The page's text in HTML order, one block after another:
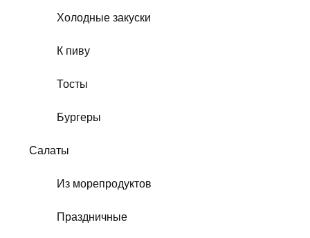
Холодные закуски
К пиву
Тосты
Бургеры
Салаты
Из морепродуктов
Праздничные